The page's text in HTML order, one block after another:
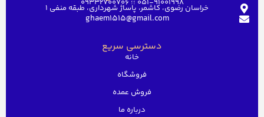
خراسان رضوی، کاشمر، پاساژ شهرداری، طبقه منفی ۱
ghaem1515@gmail.com
دسترسی سریع
خانه
فروشگاه
فروش عمده
درباره ما